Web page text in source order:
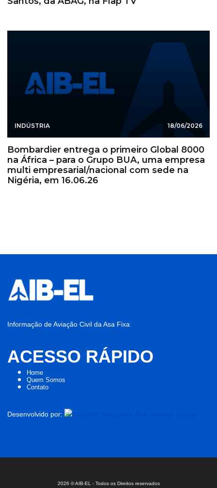
INDÚSTRIA 18/06/2026
Bombardier entrega o primeiro Global 8000
na África – para o Grupo BUA, uma empresa
multi empresarial/nacional com sede na
Nigéria, em 16.06.26
Informação de Aviação Civil da Asa Fixa
ACESSO RÁPIDO
Home
Quem Somos
Contato
Desenvolvido por:
2026 © AIB-EL - Todos os Direitos reservados